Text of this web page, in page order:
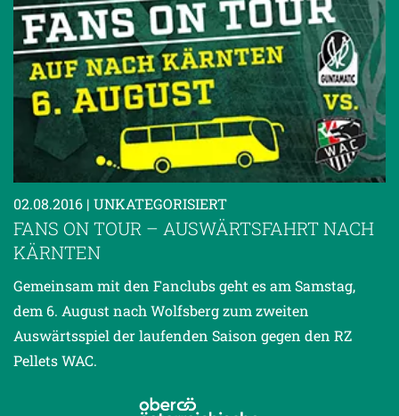
02.08.2016 | UNKATEGORISIERT
FANS ON TOUR – AUSWÄRTSFAHRT NACH
KÄRNTEN
Gemeinsam mit den Fanclubs geht es am Samstag,
dem 6. August nach Wolfsberg zum zweiten
Auswärtsspiel der laufenden Saison gegen den RZ
Pellets WAC.